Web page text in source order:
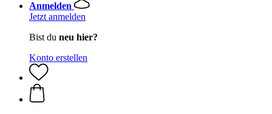
Anmelden
Jetzt anmelden
Bist du neu hier?
Konto erstellen